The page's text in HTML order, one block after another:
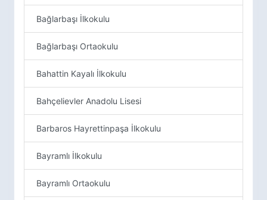
Bağlarbaşı İlkokulu
Bağlarbaşı Ortaokulu
Bahattin Kayalı İlkokulu
Bahçelievler Anadolu Lisesi
Barbaros Hayrettinpaşa İlkokulu
Bayramlı İlkokulu
Bayramlı Ortaokulu